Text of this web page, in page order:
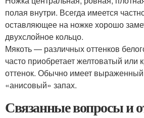
полая внутри. Всегда имеется
оставляющее на ножке хорошо
двухслойное кольцо.
Мякоть — различных оттенков
часто приобретает желтоватый или
оттенок. Обычно имеет
«анисовый» запах.
Связанные вопросы и